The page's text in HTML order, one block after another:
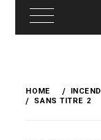
content
HOME
SANS TITRE 2